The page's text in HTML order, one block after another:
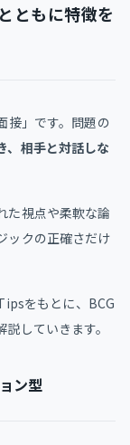
ともに特徴を
接」です。問題の
、相手と対話しな
た視点や柔軟な論
ックの正確さだけ
をもとに、BCG
していきます。
ン型